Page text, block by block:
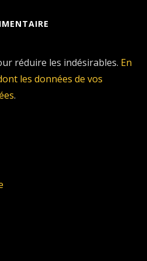
réduire les indésirables. En
les données de vos
.